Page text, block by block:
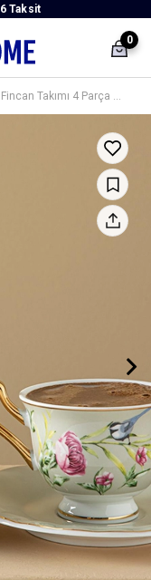
6 Taksit
0
Vanilla New Bone China Kahve Fincan Takımı 4 Parça 2 Kişilik Açık Gri